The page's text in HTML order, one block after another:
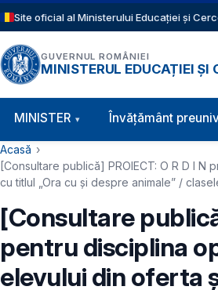
Sari la conținutul principal
Site oficial al Ministerului Educației și
GUVERNUL ROMÂNIEI
MINISTERUL EDUCAȚIEI ȘI
Navigație principală
MINISTER Învăţământ
Cale de navigare
Acasă
[Consultare publică] PROIECT: O R D I
cu titlul „Ora cu și despre animale” /
[Consultare
pentru disciplina
elevului din oferta